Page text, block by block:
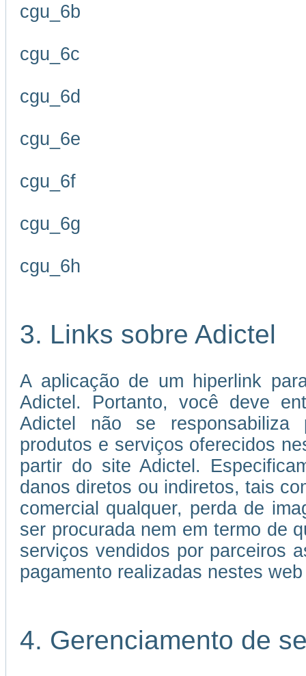
cgu_6b
cgu_6c
cgu_6d
cgu_6e
cgu_6f
cgu_6g
cgu_6h
3. Links sobre Adictel
A aplicação de um hiperlink
Adictel. Portanto, você deve
Adictel não se responsabiliza
produtos e serviços oferecidos
partir do site Adictel.
danos diretos ou indiretos, tais
comercial qualquer, perda de
ser procurada nem em termo de
serviços vendidos por parceiros
pagamento realizadas nestes
4. Gerenciamento de